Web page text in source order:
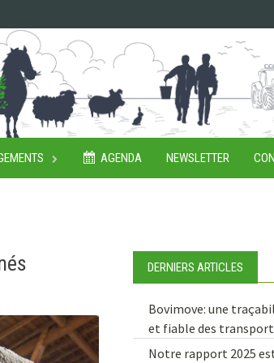
AGENDA NEWSLETTER
DERNIERS ARTICLES
Bovimove: une
et fiable des
Notre rapport 2025